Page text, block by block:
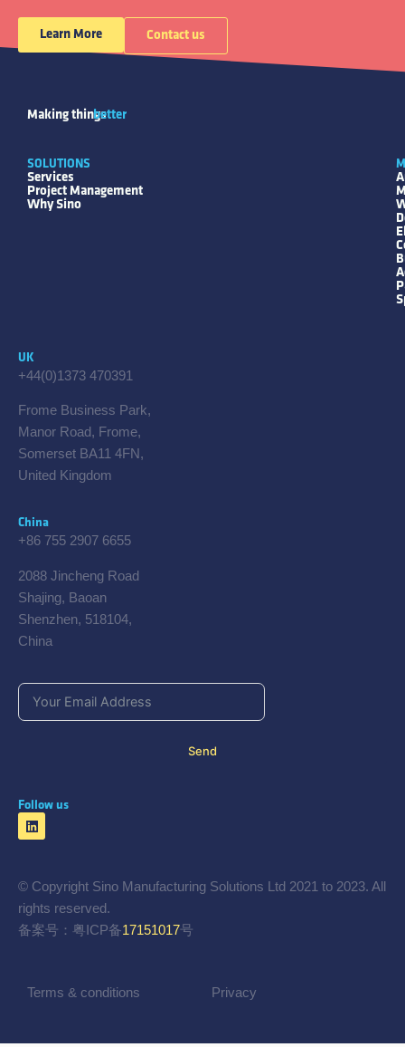
Learn More Contact us
Making thingsbetter
SOLUTIONS
Services
Project Management
Why Sino
UK
+44(0)1373 470391
Frome Business Park,
Manor Road, Frome,
Somerset BA11 4FN,
United Kingdom
China
+86 755 2907 6655
2088 Jincheng Road
Shajing, Baoan
Shenzhen, 518104,
China
Send
Follow us
© Copyright Sino Manufacturing Solutions Ltd 2021 to 2023. All
rights reserved.
备案号：粤ICP备17151017号
Terms & conditions Privacy